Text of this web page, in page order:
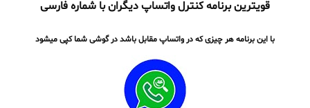
قویترین برنامه کنترل واتساپ دیگران با شماره فارسی
با این برنامه هر چیزی که در واتساپ مقابل باشد در گوشی شما کپی میشود